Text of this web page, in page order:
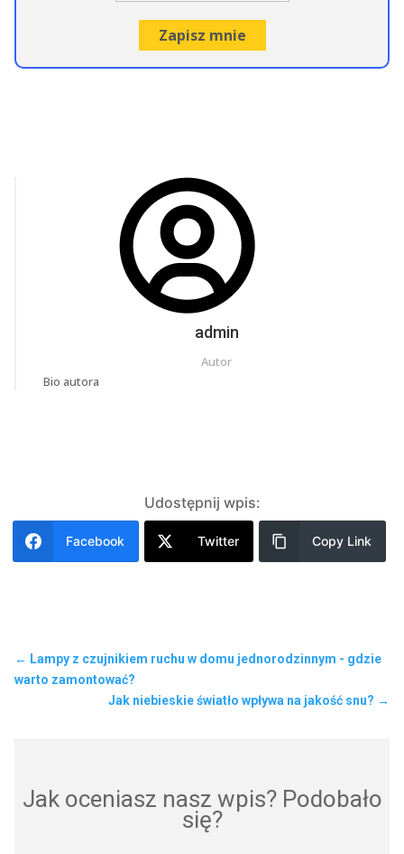
admin
Autor
Bio autora
Udostępnij wpis:
Facebook Twitter Copy Link
← Lampy z czujnikiem ruchu w domu jednorodzinnym - gdzie
warto zamontować?
Jak niebieskie światło wpływa na jakość snu? →
Jak oceniasz nasz wpis? Podobało
się?